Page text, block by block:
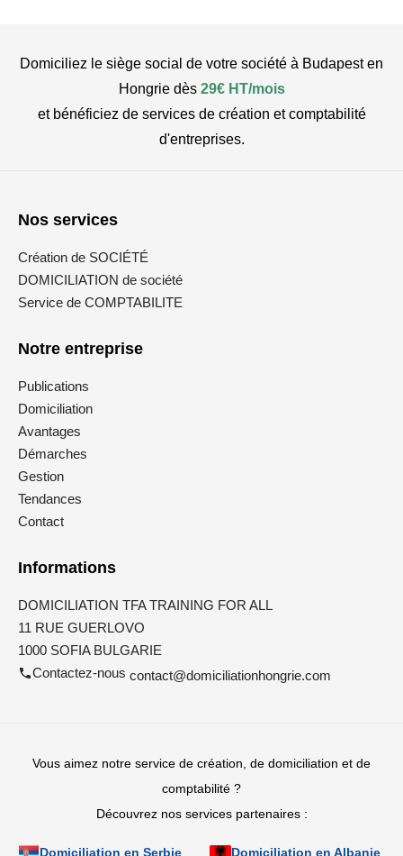
Domiciliez le siège social de votre société à Budapest en
Hongrie dès 29€ HT/mois
et bénéficiez de services de création et comptabilité
d'entreprises.
Nos services
Création de SOCIÉTÉ
DOMICILIATION de société
Service de COMPTABILITE
Notre entreprise
Publications
Domiciliation
Avantages
Démarches
Gestion
Tendances
Contact
Informations
DOMICILIATION TFA TRAINING FOR ALL
11 RUE GUERLOVO
1000 SOFIA BULGARIE
Contactez-nous contact@domiciliationhongrie.com
Vous aimez notre service de création, de domiciliation et de
comptabilité ?
Découvrez nos services partenaires :
Domiciliation en Serbie Domiciliation en Albanie